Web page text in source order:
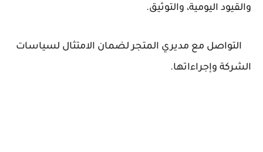
والقيود اليومية، والتوثيق.
التواصل مع مديري المتجر لضمان الامتثال لسياسات
الشركة وإجراءاتها.